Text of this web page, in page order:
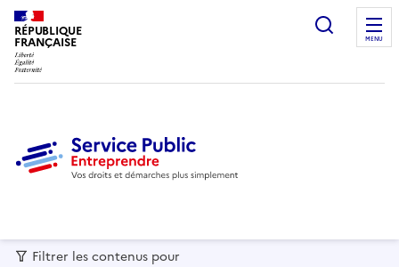
RÉPUBLIQUE
FRANÇAISE MENU
Filtrer les contenus pour